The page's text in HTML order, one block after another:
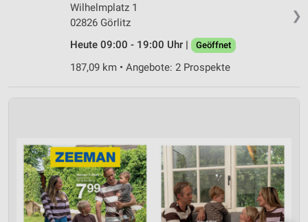
❯
Wilhelmplatz 1
02826 Görlitz
Heute 09:00 - 19:00 Uhr |
Geöffnet
187,09 km • Angebote: 2 Prospekte